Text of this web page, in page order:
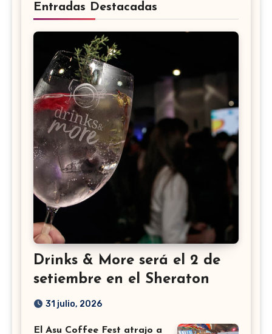
Entradas Destacadas
Drinks & More será el 2 de
setiembre en el Sheraton
31 julio, 2026
El Asu Coffee Fest atrajo a